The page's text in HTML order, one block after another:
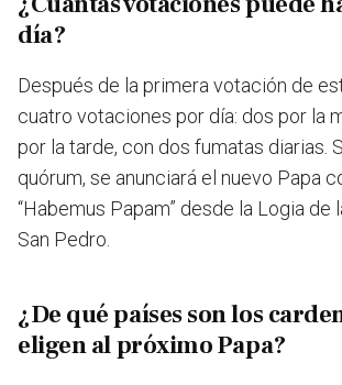
día?
Después de la primera votación de
cuatro votaciones por día: dos por la
por la tarde, con dos fumatas diarias.
quórum, se anunciará el nuevo Papa
“Habemus Papam” desde la Logia de
San Pedro.
¿De qué países son los
eligen al próximo Papa?